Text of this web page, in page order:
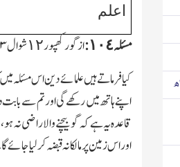
اعلم
مسئلہ ١٠٤:
از گور کھپور ١٢ شوال۱۳۱۳ھ
کیا فرماتے ہیں علمائے دین اس مسئلہ
اپنے ہاتھ میں رکھے گی اور تم سے
قاعدہ یہ ہے کہ گو بیچنے والا راضی نہ
او ر اس زمین پر مالکانہ قبضہ کر لیا